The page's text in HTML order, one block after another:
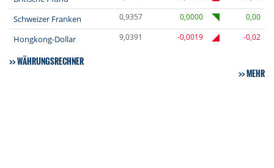
Schweizer Franken 0,9357 0,0000 0,00
Hongkong-Dollar 9,0391 -0,0019 -0,02
WÄHRUNGSRECHNER
MEHR